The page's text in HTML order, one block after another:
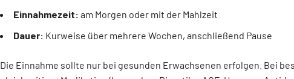
Einnahmezeit: am Morgen oder mit der Mahlzeit
Dauer: Kurweise über mehrere Wochen, anschließend Pause
Die Einnahme sollte nur bei gesunden Erwachsenen erfolgen. Bei